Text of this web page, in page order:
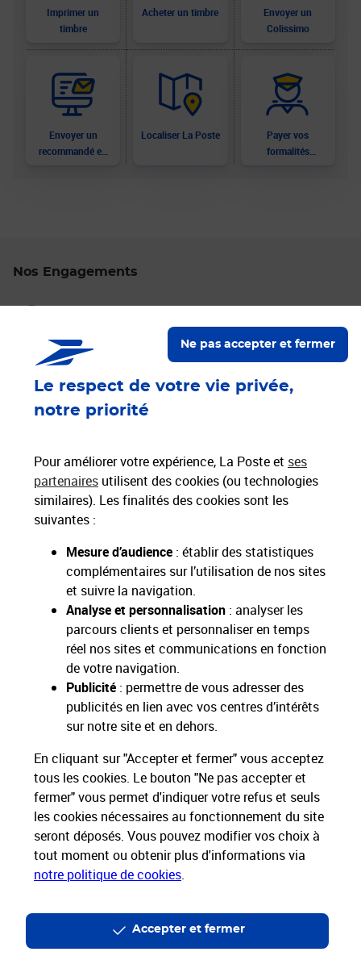
Le respect de votre vie privée,
notre priorité
Pour améliorer votre expérience, La Poste et ses
partenaires utilisent des cookies (ou technologies
similaires). Les finalités des cookies sont les
suivantes :
Mesure d’audience : établir des statistiques
complémentaires sur l’utilisation de nos sites
et suivre la navigation.
Analyse et personnalisation : analyser les
parcours clients et personnaliser en temps
réel nos sites et communications en fonction
de votre navigation.
Publicité : permettre de vous adresser des
publicités en lien avec vos centres d’intérêts
sur notre site et en dehors.
En cliquant sur "Accepter et fermer" vous acceptez
tous les cookies. Le bouton "Ne pas accepter et
fermer" vous permet d'indiquer votre refus et seuls
les cookies nécessaires au fonctionnement du site
seront déposés. Vous pouvez modifier vos choix à
tout moment ou obtenir plus d'informations via
notre politique de cookies.
Ne pas accepter et fermer
Accepter et fermer
Imprimer un
timbre
Acheter un timbre
Envoyer un
Colissimo
Envoyer un
recommandé en
Localiser La Poste
Payer vos
formalités
Nos Engagements
Localiser un bureau de poste
Paiements 100% sécurisés
Nos engagements
sociétaux et environnementaux
Applications La Poste Toutes nos applications
Restons connectés
Nos Services
Nos Produits
Nos Tarifs
La Poste vous accompagne
La Poste recrute